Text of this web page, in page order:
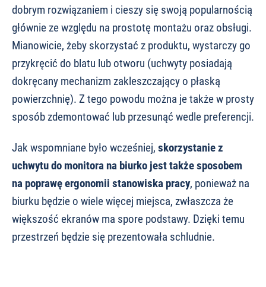
dobrym rozwiązaniem i cieszy się swoją popularnością
głównie ze względu na prostotę montażu oraz obsługi.
Mianowicie, żeby skorzystać z produktu, wystarczy go
przykręcić do blatu lub otworu (uchwyty posiadają
dokręcany mechanizm zakleszczający o płaską
powierzchnię). Z tego powodu można je także w prosty
sposób zdemontować lub przesunąć wedle preferencji.
Jak wspomniane było wcześniej, skorzystanie z
uchwytu do monitora na biurko jest także sposobem
na poprawę ergonomii stanowiska pracy, ponieważ na
biurku będzie o wiele więcej miejsca, zwłaszcza że
większość ekranów ma spore podstawy. Dzięki temu
przestrzeń będzie się prezentowała schludnie.